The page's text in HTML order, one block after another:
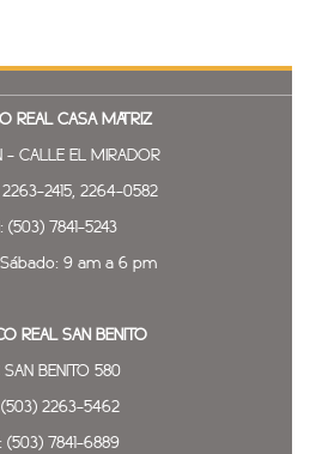
REAL CASA MATRIZ
- CALLE EL MIRADOR
2263-2415, 2264-0582
(503) 7841-5243
Sábado: 9 am a 6 pm
REAL SAN BENITO
SAN BENITO 580
(503) 2263-5462
(503) 7841-6889